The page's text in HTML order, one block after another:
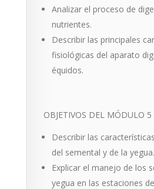
Analizar el proceso de
nutrientes.
Describir las principales
fisiológicas del aparato
équidos.
OBJETIVOS DEL MÓDULO 5
Describir las
del se­mental y de la yegua.
Explicar el manejo de los
yegua en las estaciones